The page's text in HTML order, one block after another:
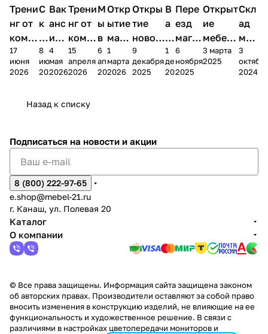
Трени
нг от
комп
ании
Мело
17
июня
2026
С
к
и
д
к
2
8
июня
2026
Вак
анс
ия в
Чеб
окс
4
мая
2026
Трени
нг от
комп
ании
Мело
15
апреля
2026
М
ы
в
М
А
6
апреля
2026
Откр
ытие
мага
зина
в
1
марта
2026
Откры
тие
новог
о
магаз
9
декабря
2025
В
а
к
а
н
1
декабря
2025
Пере
езд
магаз
ина в
г.
6
ноября
2025
Открыт
ие
мебель
ного
салона
3 марта
2025
Скл
ад
меб
ели
пер
3
2024
Назад к списку
Подписаться на новости и акции
8 (800) 222-97-65
e.shop@mebel-21.ru
г. Канаш, ул. Полевая 20
Каталог
О компании
© Все права защищены. Информация сайта защищена законом
об авторских правах. Производители оставляют за собой право
вносить изменения в конструкцию изделий, не влияющие на ее
функциональность и художественное решение. В связи с
различиями в настройках цветопередачи мониторов и